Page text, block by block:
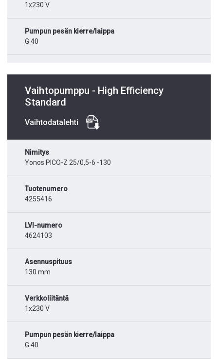
1x230 V
Pumpun pesän kierre/laippa
G 40
Vaihtopumppu - High Efficiency
Standard
Vaihtodatalehti
Nimitys
Yonos PICO-Z 25/0,5-6 -130
Tuotenumero
4255416
LVI-numero
4624103
Asennuspituus
130 mm
Verkkoliitäntä
1x230 V
Pumpun pesän kierre/laippa
G 40